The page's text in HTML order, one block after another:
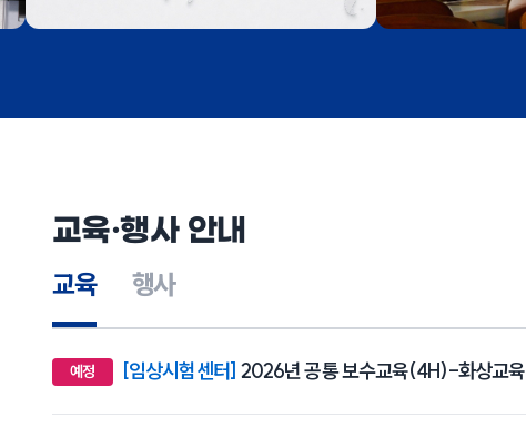
교육·행사 안내
교육 행사
예정 [임상시험센터] 2026년 공통 보수교육(4H)-화상교육